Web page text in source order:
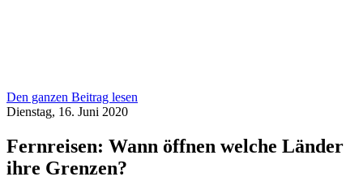
Den ganzen Beitrag lesen
Dienstag, 16. Juni 2020
Fernreisen: Wann öffnen welche Länder
ihre Grenzen?